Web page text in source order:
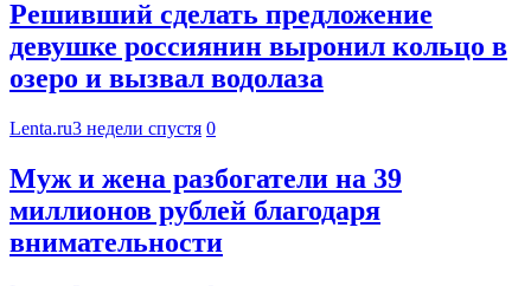
Решивший сделать предложение
девушке россиянин выронил кольцо в
озеро и вызвал водолаза
Lenta.ru3 недели спустя 0
Муж и жена разбогатели на 39
миллионов рублей благодаря
внимательности